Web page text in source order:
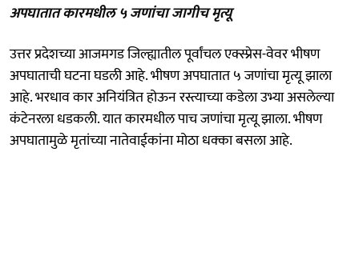
अपघातात कारमधील ५ जणांचा जागीच मृत्यू
उत्तर प्रदेशच्या आजमगड जिल्ह्यातील पूर्वांचल एक्स्प्रेस-वेवर भीषण
अपघाताची घटना घडली आहे. भीषण अपघातात ५ जणांचा मृत्यू झाला
आहे. भरधाव कार अनियंत्रित होऊन रस्त्याच्या कडेला उभ्या असलेल्या
कंटेनरला धडकली. यात कारमधील पाच जणांचा मृत्यू झाला. भीषण
अपघातामुळे मृतांच्या नातेवाईकांना मोठा धक्का बसला आहे.